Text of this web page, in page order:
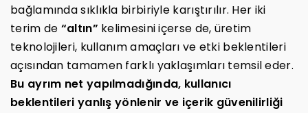
bağlamında sıklıkla birbiriyle karıştırılır. Her iki
terim de “altın” kelimesini içerse de, üretim
teknolojileri, kullanım amaçları ve etki beklentileri
açısından tamamen farklı yaklaşımları temsil eder.
Bu ayrım net yapılmadığında, kullanıcı
beklentileri yanlış yönlenir ve içerik güvenilirliği